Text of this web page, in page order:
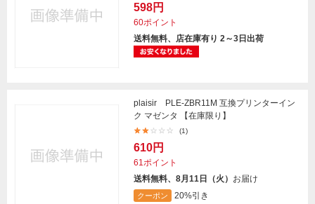
598円
60ポイント
送料無料、店在庫有り 2～3日出荷
plaisir PLE-ZBR11M 互換プリンターイン
ク マゼンタ 【在庫限り】
(1)
610円
61ポイント
送料無料、8月11日（火） お届け
クーポン 20%引き